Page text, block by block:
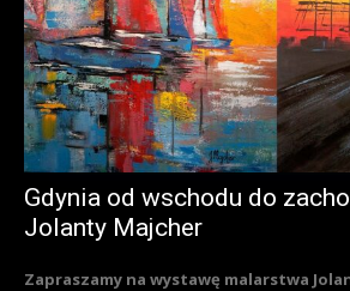
Gdynia od wschodu do
Jolanty Majcher
Zapraszamy na wystawę malarstwa